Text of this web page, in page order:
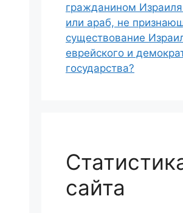
гражданином
или араб, не
существование
еврейского и
государства?
сайта